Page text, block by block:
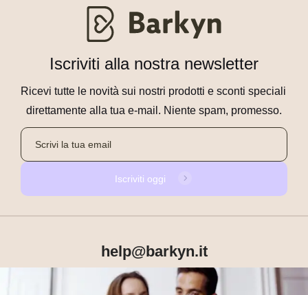
Iscriviti alla nostra newsletter
Ricevi tutte le novità sui nostri prodotti e sconti speciali
direttamente alla tua e-mail. Niente spam, promesso.
Iscriviti oggi
help@barkyn.it